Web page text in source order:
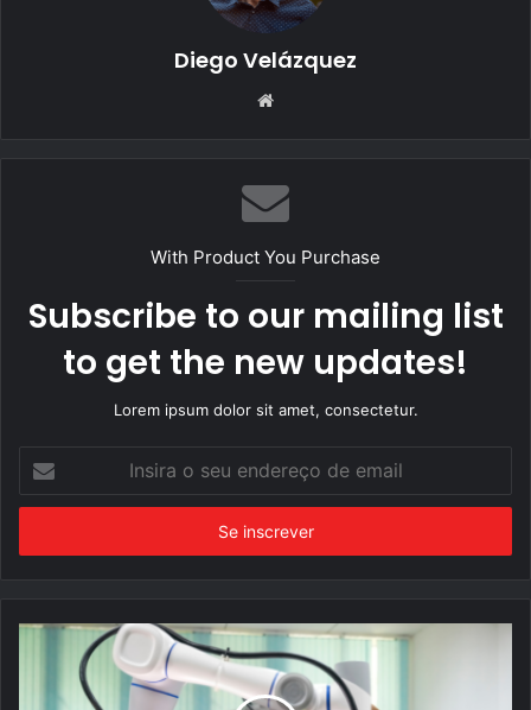
Diego Velázquez
Website
With Product You Purchase
Subscribe to our mailing list
to get the new updates!
Lorem ipsum dolor sit amet, consectetur.
seu
de